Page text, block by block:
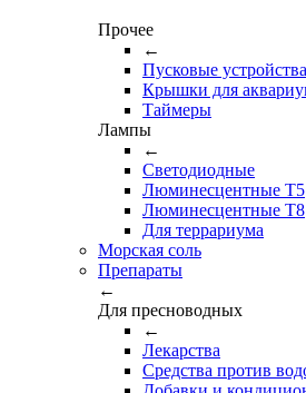
Прочее
←
Пусковые устройства
Крышки для
Таймеры
Лампы
←
Светодиодные
Люминесцентные Т5
Люминесцентные Т8
Для террариума
Морская соль
Препараты
←
Для пресноводных
←
Лекарства
Средства против